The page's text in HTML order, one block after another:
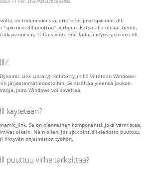
<1 min. DSL/ADSL/kaapelilla
on todennäköistä, että etsit joko spxcoins.dll-
puuttuu" -virheen. Katso alla olevat tiedot,
Tältä sivulta voit ladata myös spxcoins.dll-
Link Library): kehitetty_millä viitataan Windows-
järjestelmätiedostoihin. Se sisältää yleensä joukon
joita Windows voi soveltaa.
käytetään?
Se on olennainen komponentti, joka varmistaa,
oikein. Näin ollen, jos spxcoins.dll-tiedosto puuttuu,
liittyvän ohjelmiston työhön.
puuttuu virhe tarkoittaa?